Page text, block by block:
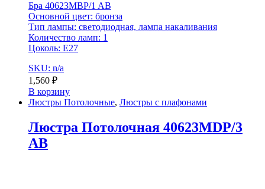
Бра 40623MBP/1 AB
Основной цвет: бронза
Тип лампы: светодиодная, лампа накаливания
Количество ламп: 1
Цоколь: Е27
SKU: n/a
1,560 ₽
В корзину
Люстры Потолочные, Люстры с плафонами
Люстра Потолочная 40623MDP/3
AB